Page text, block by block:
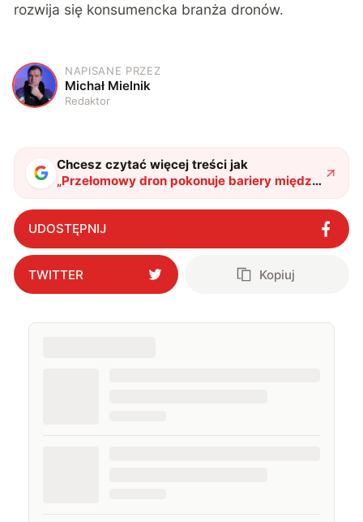
rozwija się konsumencka branża dronów.
M
NAPISANE PRZEZ
Michał Mielnik
Redaktor
Chcesz czytać więcej treści jak
„Przełomowy dron pokonuje bariery między
powietrzem a wodą. Polska myśl
techniczna znów zaskakuje świat"?
UDOSTĘPNIJ
TWITTER Kopiuj